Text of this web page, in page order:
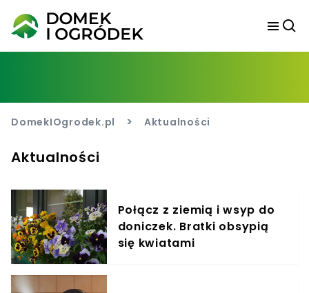
DomekIOgrodek.pl > Aktualności
Aktualności
Połącz z ziemią i wsyp do
doniczek. Bratki obsypią
się kwiatami